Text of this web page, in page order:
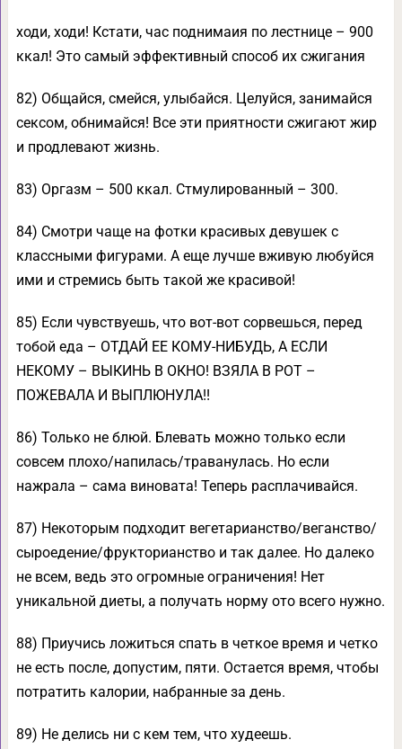
ходи, ходи! Кстати, час поднимаия по лестнице – 900
ккал! Это самый эффективный способ их сжигания
82) Общайся, смейся, улыбайся. Целуйся, занимайся
сексом, обнимайся! Все эти приятности сжигают жир
и продлевают жизнь.
83) Оргазм – 500 ккал. Стмулированный – 300.
84) Смотри чаще на фотки красивых девушек с
классными фигурами. А еще лучше вживую любуйся
ими и стремись быть такой же красивой!
85) Если чувствуешь, что вот-вот сорвешься, перед
тобой еда – ОТДАЙ ЕЕ КОМУ-НИБУДЬ, А ЕСЛИ
НЕКОМУ – ВЫКИНЬ В ОКНО! ВЗЯЛА В РОТ –
ПОЖЕВАЛА И ВЫПЛЮНУЛА!!
86) Только не блюй. Блевать можно только если
совсем плохо/напилась/траванулась. Но если
нажрала – сама виновата! Теперь расплачивайся.
87) Некоторым подходит вегетарианство/веганство/
сыроедение/фрукторианство и так далее. Но далеко
не всем, ведь это огромные ограничения! Нет
уникальной диеты, а получать норму ото всего нужно.
88) Приучись ложиться спать в четкое время и четко
не есть после, допустим, пяти. Остается время, чтобы
потратить калории, набранные за день.
89) Не делись ни с кем тем, что худеешь.